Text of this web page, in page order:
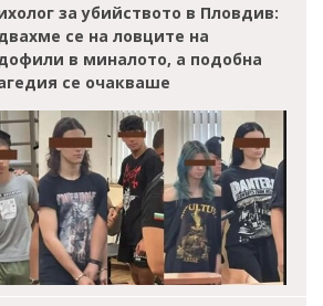
за убийството в Пловдив:
се на ловците на
в миналото, а подобна
се очакваше